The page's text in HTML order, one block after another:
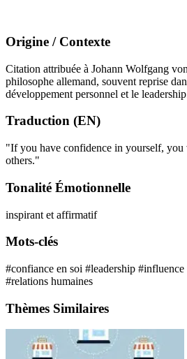
Origine / Contexte
Citation attribuée à Johann Wolfgang
philosophe allemand, souvent reprise
développement personnel et le
Traduction (EN)
"If you have confidence in yourself,
others."
Tonalité Émotionnelle
inspirant et affirmatif
Mots-clés
#confiance en soi #leadership #influence
#relations humaines
Thèmes Similaires